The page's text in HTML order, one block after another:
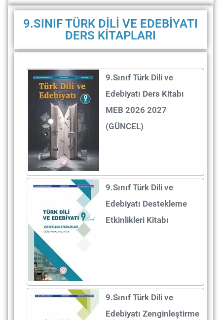
9.SINIF TÜRK DİLİ VE EDEBİYATI
DERS KİTAPLARI
9.Sınıf Türk Dili ve
Edebiyatı Ders Kitabı
MEB 2026 2027
(GÜNCEL)
9.Sınıf Türk Dili ve
Edebiyatı Destekleme
Etkinlikleri Kitabı
9.Sınıf Türk Dili ve
Edebiyatı Zenginleştirme